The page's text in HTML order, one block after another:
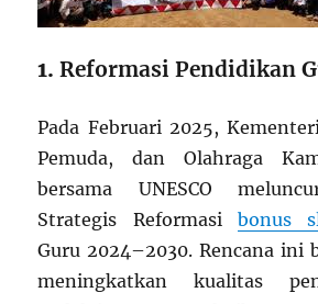
1.Reformasi Pendidikan
Pada Februari 2025,
Pemuda, dan Olahraga
bersama UNESCO
Strategis Reformasi bonus
Guru 2024–2030. Rencana ini
meningkatkan kualitas